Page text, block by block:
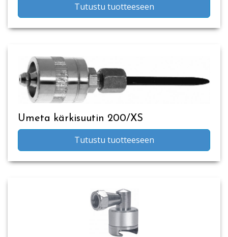
Tutustu tuotteeseen
Umeta kärkisuutin 200/XS
Tutustu tuotteeseen